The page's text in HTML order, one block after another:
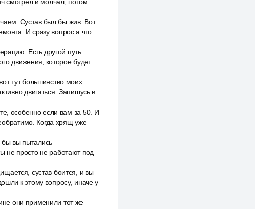
Сустав был бы жив. Вот
И сразу вопрос а что
Есть другой путь.
движения, которое будет
тут большинство моих
двигаться. Запишусь в
особенно если вам за 50. И
Когда хрящ уже
бы вы пытались
не просто не работают под
сустав боится, и вы
к этому вопросу, иначе у
они применили тот же